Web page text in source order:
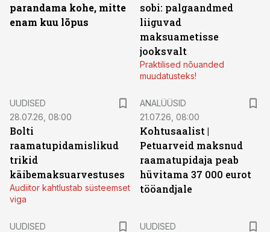
parandama kohe, mitte
enam kuu lõpus
sobi: palgaandmed
liiguvad
maksuametisse
jooksvalt
Praktilised nõuanded
muudatusteks!
UUDISED
28.07.26, 08:00
Bolti
raamatupidamislikud
trikid
käibemaksuarvestuses
Audiitor kahtlustab süsteemset
viga
ANALÜÜSID
21.07.26, 08:00
Kohtusaalist |
Petuarveid maksnud
raamatupidaja peab
hüvitama 37 000 eurot
tööandjale
UUDISED
UUDISED